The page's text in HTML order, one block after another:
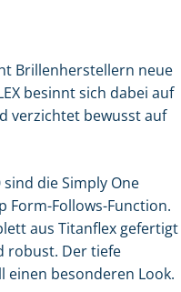
Brillenherstellern neue
besinnt sich dabei auf
verzichtet bewusst auf
die Simply One
Form-Follows-Function.
aus Titanflex gefertigt
robust. Der tiefe
einen besonderen Look.